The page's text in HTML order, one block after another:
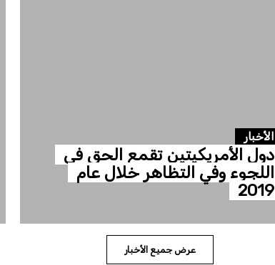
الأخبار
دول الأمريكيتين تقمع الحق في
اللجوء وفي التظاهر خلال عام
2019
عرض جميع الأخبار